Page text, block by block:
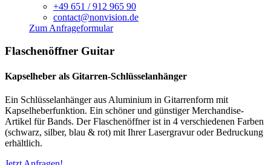
+49 651 / 912 965 90
contact@nonvision.de
Zum Anfrageformular
Flaschenöffner Guitar
Kapselheber als Gitarren-Schlüsselanhänger
Ein Schlüsselanhänger aus Aluminium in Gitarrenform mit
Kapselheberfunktion. Ein schöner und günstiger Merchandise-
Artikel für Bands. Der Flaschenöffner ist in 4 verschiedenen Farben
(schwarz, silber, blau & rot) mit Ihrer Lasergravur oder Bedruckung
erhältlich.